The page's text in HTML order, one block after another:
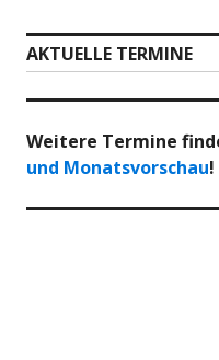
AKTUELLE TERMINE
Weitere Termine
und Monatsvorschau!